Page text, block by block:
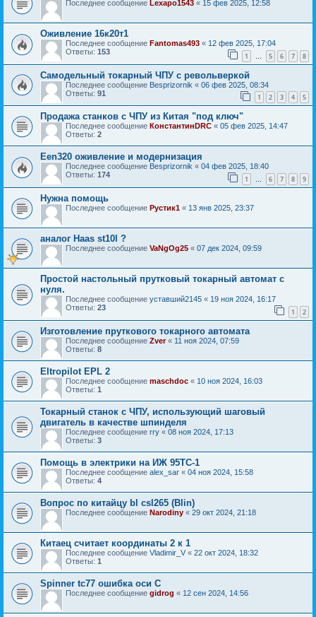
Последнее сообщение Lexapo1543 « 15 фев 2025, 12:58
Оживление 16к20т1
Последнее сообщение Fantomas493 « 12 фев 2025, 17:04
Ответы: 153 1 … 5 6 7 8
Самодельный токарный ЧПУ с револьверкой
Последнее сообщение Besprizornik « 06 фев 2025, 08:34
Ответы: 91 1 2 3 4 5
Продажа станков с ЧПУ из Китая "под ключ"
Последнее сообщение КонстантинDRC « 05 фев 2025, 14:47
Ответы: 2
Een320 оживление и модернизация
Последнее сообщение Besprizornik « 04 фев 2025, 18:40
Ответы: 174 1 … 6 7 8 9
Нужна помощь
Последнее сообщение Рустик1 « 13 янв 2025, 23:37
аналог Haas st10l ?
Последнее сообщение VaNgOg25 « 07 дек 2024, 09:59
Простой настольный прутковый токарный автомат с
нуля.
Последнее сообщение уставший2145 « 19 ноя 2024, 16:17
Ответы: 23 1 2
Изготовление пруткового токарного автомата
Последнее сообщение Zver« 11 ноя 2024, 07:59
Ответы: 8
Eltropilot EPL 2
Последнее сообщение maschdoc « 10 ноя 2024, 16:03
Ответы: 1
Токарный станок с ЧПУ, использующий шаговый
двигатель в качестве шпинделя
Последнее сообщение rry « 08 ноя 2024, 17:13
Ответы: 3
Помощь в электрики на ИЖ 95ТС-1
Последнее сообщение alex_sar « 04 ноя 2024, 15:58
Ответы: 4
Вопрос по китайцу bl csl265 (Blin)
Последнее сообщение Narodiny « 29 окт 2024, 21:18
Китаец считает координаты 2 к 1
Последнее сообщение Vladimir_V « 22 окт 2024, 18:32
Ответы: 1
Spinner tc77 ошибка оси C
Последнее сообщение gidrog « 12 сен 2024, 14:56